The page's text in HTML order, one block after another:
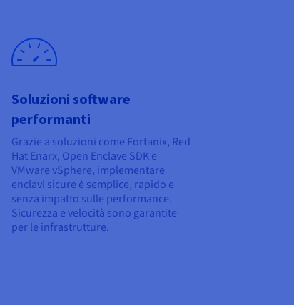
Soluzioni software
performanti
Grazie a soluzioni come Fortanix, Red
Hat Enarx, Open Enclave SDK e
VMware vSphere, implementare
enclavi sicure è semplice, rapido e
senza impatto sulle performance.
Sicurezza e velocità sono garantite
per le infrastrutture.